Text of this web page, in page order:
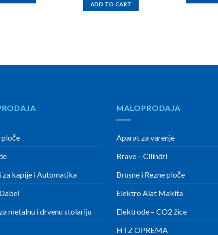
ADD TO CART
ploče
kapije i Automatika
metalnu i drvenu stolariju
MALOPRODAJA
Aparat za varenje
Brave – Cilindri
Brusne i Rezne ploče
Elektro Alat Makita
Elektrode – CO2 žice
HTZ OPREMA